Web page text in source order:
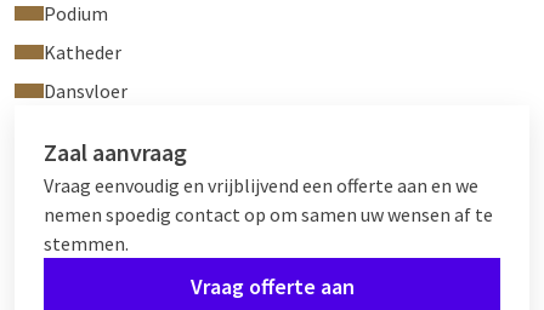
Podium
Katheder
Dansvloer
Zaal aanvraag
Vraag eenvoudig en vrijblijvend een offerte aan en we
nemen spoedig contact op om samen uw wensen af te
stemmen.
Vraag offerte aan